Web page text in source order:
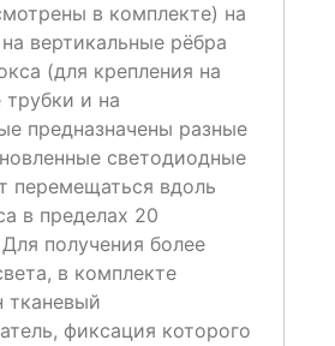
в комплекте) на
вертикальные рёбра
(для крепления на
трубки и на
предназначены разные
светодиодные
перемещаться вдоль
в пределах 20
получения более
в комплекте
тканевый
фиксация которого